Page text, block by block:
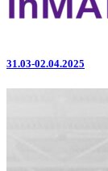
31.03-02.04.2025